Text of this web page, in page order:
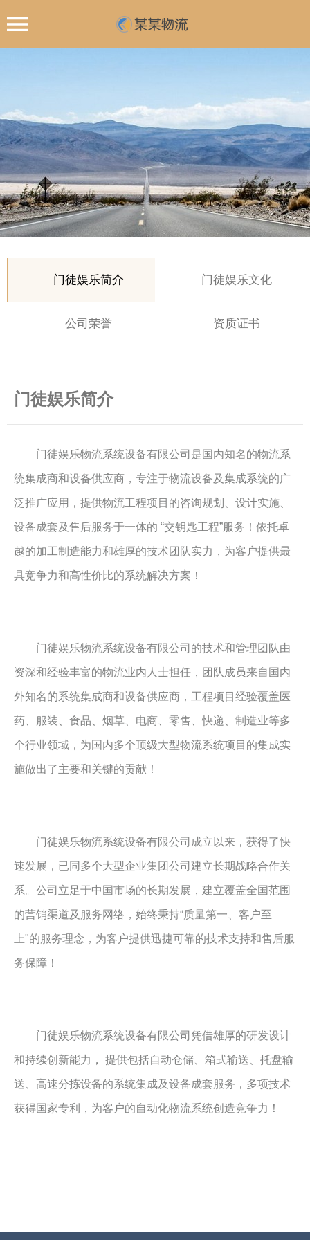
门徒娱乐简介 门徒娱乐文化
公司荣誉 资质证书
门徒娱乐简介
门徒娱乐物流系统设备有限公司是国内知名的物流系
统集成商和设备供应商，专注于物流设备及集成系统的广
泛推广应用，提供物流工程项目的咨询规划、设计实施、
设备成套及售后服务于一体的 “交钥匙工程”服务！依托卓
越的加工制造能力和雄厚的技术团队实力，为客户提供最
具竞争力和高性价比的系统解决方案！
门徒娱乐物流系统设备有限公司的技术和管理团队由
资深和经验丰富的物流业内人士担任，团队成员来自国内
外知名的系统集成商和设备供应商，工程项目经验覆盖医
药、服装、食品、烟草、电商、零售、快递、制造业等多
个行业领域，为国内多个顶级大型物流系统项目的集成实
施做出了主要和关键的贡献！
门徒娱乐物流系统设备有限公司成立以来，获得了快
速发展，已同多个大型企业集团公司建立长期战略合作关
系。公司立足于中国市场的长期发展，建立覆盖全国范围
的营销渠道及服务网络，始终秉持“质量第一、客户至
上"的服务理念，为客户提供迅捷可靠的技术支持和售后服
务保障！
门徒娱乐物流系统设备有限公司凭借雄厚的研发设计
和持续创新能力， 提供包括自动仓储、箱式输送、托盘输
送、高速分拣设备的系统集成及设备成套服务，多项技术
获得国家专利，为客户的自动化物流系统创造竞争力！